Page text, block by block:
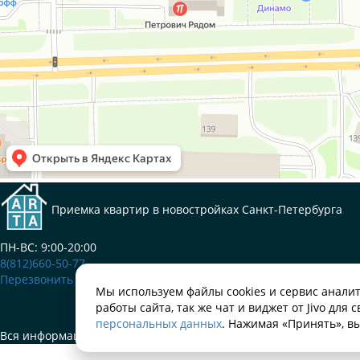
Приемка квартир в новостройках Санкт-Петербурга
ПН-ВС: 9:00-20:00
8(812)660-50-77
Перезвонить мне
Вся информация на сайте не является публичной офертой.
Мы используем файлы cookies и сервис
работы сайта, так же чат и виджет от Jivo
персональных данных. Нажимая «Принять»,